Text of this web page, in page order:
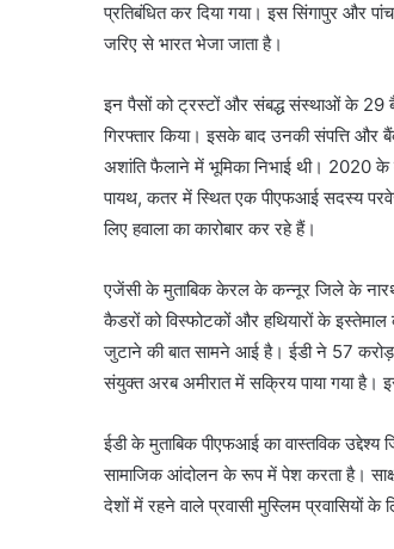
प्रतिबंधित कर दिया गया। इस सिंगापुर और
जरिए से भारत भेजा जाता है।
इन पैसों को ट्रस्टों और संबद्ध संस्थाओं के 29
गिरफ्तार किया। इसके बाद उनकी संपत्ति और
अशांति फैलाने में भूमिका निभाई थी। 2020
पायथ, कतर में स्थित एक पीएफआई सदस्य
लिए हवाला का कारोबार कर रहे हैं।
एजेंसी के मुताबिक केरल के कन्नूर जिले के नारथ
कैडरों को विस्फोटकों और हथियारों के
जुटाने की बात सामने आई है। ईडी ने 57
संयुक्त अरब अमीरात में सक्रिय पाया गया है।
ईडी के मुताबिक पीएफआई का वास्तविक
सामाजिक आंदोलन के रूप में पेश करता है।
देशों में रहने वाले प्रवासी मुस्लिम प्रवासियों के